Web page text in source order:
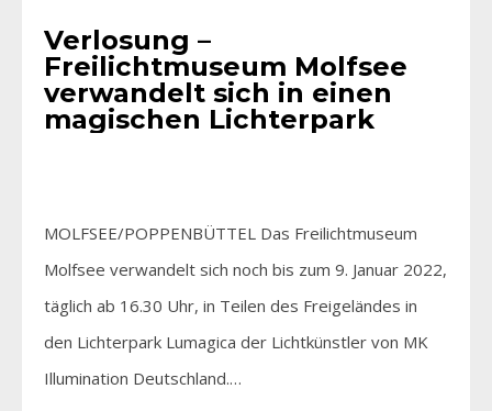
Verlosung –
Freilichtmuseum Molfsee
verwandelt sich in einen
magischen Lichterpark
MOLFSEE/POPPENBÜTTEL Das Freilichtmuseum
Molfsee verwandelt sich noch bis zum 9. Januar 2022,
täglich ab 16.30 Uhr, in Teilen des Freigeländes in
den Lichterpark Lumagica der Lichtkünstler von MK
Illumination Deutschland.…